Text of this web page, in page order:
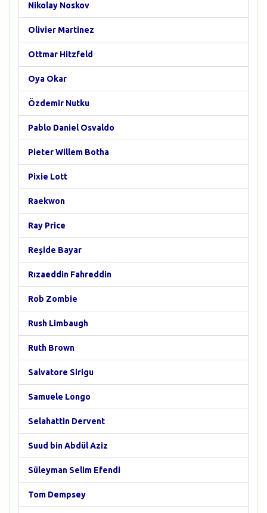
Nikolay Noskov
Olivier Martinez
Ottmar Hitzfeld
Oya Okar
Özdemir Nutku
Pablo Daniel Osvaldo
Pieter Willem Botha
Pixie Lott
Raekwon
Ray Price
Reşide Bayar
Rızaeddin Fahreddin
Rob Zombie
Rush Limbaugh
Ruth Brown
Salvatore Sirigu
Samuele Longo
Selahattin Dervent
Suud bin Abdül Aziz
Süleyman Selim Efendi
Tom Dempsey